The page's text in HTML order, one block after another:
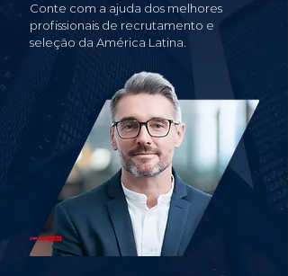
Conte com a ajuda dos melhores
profissionais de recrutamento e
seleção da América Latina.